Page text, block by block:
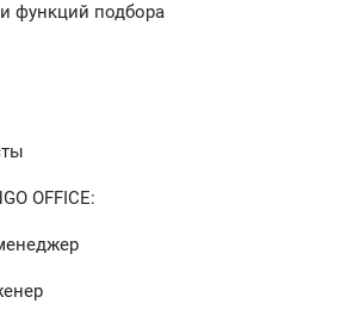
функций подбора
OFFICE: